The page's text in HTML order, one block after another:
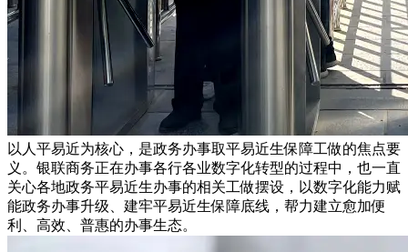
以人平易近为核心，是政务办事取平易近生保障工做的焦点要
义。银联商务正在办事各行各业数字化转型的过程中，也一直
关心各地政务平易近生办事的相关工做摆设，以数字化能力赋
能政务办事升级、建牢平易近生保障底线，帮力建立愈加便
利、高效、普惠的办事生态。